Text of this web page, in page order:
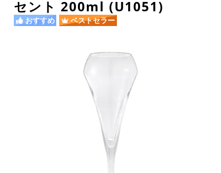
セント 200ml (U1051)
おすすめ ベストセラー